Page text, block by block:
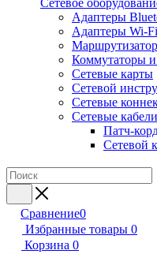
Сетевое
Адаптеры
Адаптеры Wi-Fi
Коммутаторы и
Сетевые карты
Сетевой
Сетевые
Сетевые кабели
Патч-
Сетевой
Сравнение0
Избранные товары 0
Корзина 0